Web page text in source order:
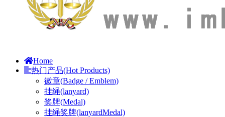
Home
热门产品(Hot Products)
徽章(Badge / Emblem)
挂绳(lanyard)
奖牌(Medal)
挂绳奖牌(lanyardMedal)